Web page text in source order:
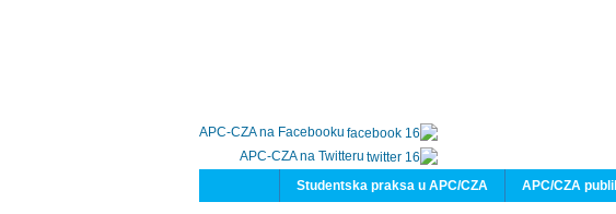
APC-CZA na Facebooku
APC-CZA na Twitteru
APC/CZA
Studentska praksa u APC/CZA